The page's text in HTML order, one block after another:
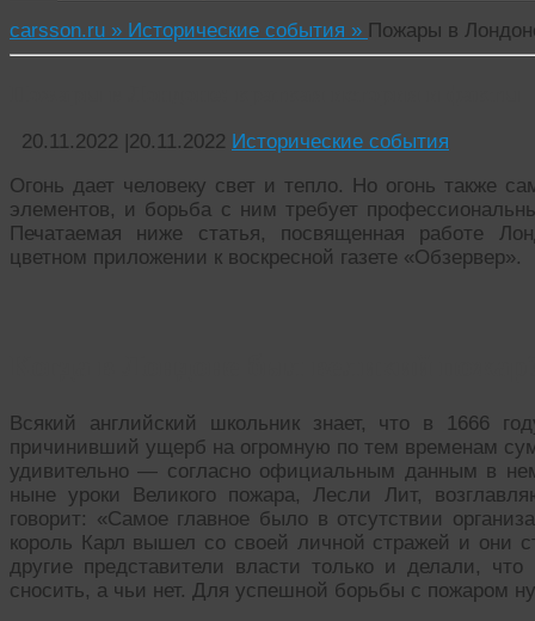
carsson.ru » Исторические события » Пожары в
20.11.2022 |20.11.2022 Исторические события
Огонь дает человеку свет и тепло. Но огонь также
элементов, и борьба с ним требует
Печатаемая ниже статья, посвященная работе
цветном приложении к воскресной газете «Обзервер».
Всякий английский школьник знает, что в 1666
причинивший ущерб на огромную по тем временам
удивительно — согласно официальным данным в
ныне уроки Великого пожара, Лесли Лит,
говорит: «Самое главное было в отсутствии
король Карл вышел со своей личной стражей и они
другие представители власти только и делали,
сносить, а чьи нет. Для успешной борьбы с пожаром